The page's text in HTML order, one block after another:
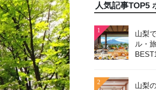
人気記事TOP5
1
山梨
ル・
2
山梨